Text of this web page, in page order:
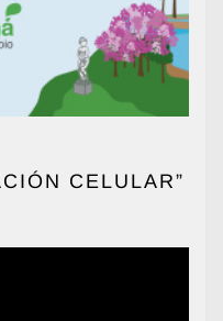
CELULAR”